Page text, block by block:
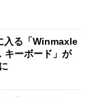
入る「Winmaxle
キーボード」が